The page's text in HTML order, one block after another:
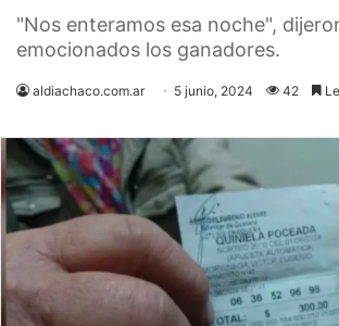
"Nos enteramos esa noche",
emocionados los ganadores.
aldiachaco.com.ar 5 junio, 2024 42